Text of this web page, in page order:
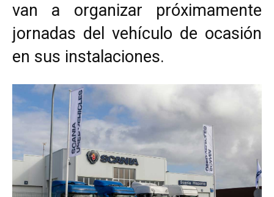
van a organizar próximamente
jornadas del vehículo de ocasión
en sus instalaciones.